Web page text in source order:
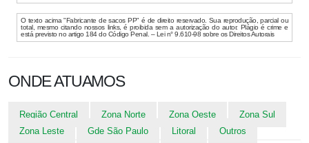
O texto acima "Fabricante de sacos PP" é de direito reservado. Sua reprodução, parcial ou
total, mesmo citando nossos links, é proibida sem a autorização do autor. Plágio é crime e
está previsto no artigo 184 do Código Penal. – Lei n° 9.610-98 sobre os Direitos Autorais
ONDE ATUAMOS
Região Central Zona Norte Zona Oeste
Zona Sul
Zona Leste
Gde São Paulo Litoral Outros